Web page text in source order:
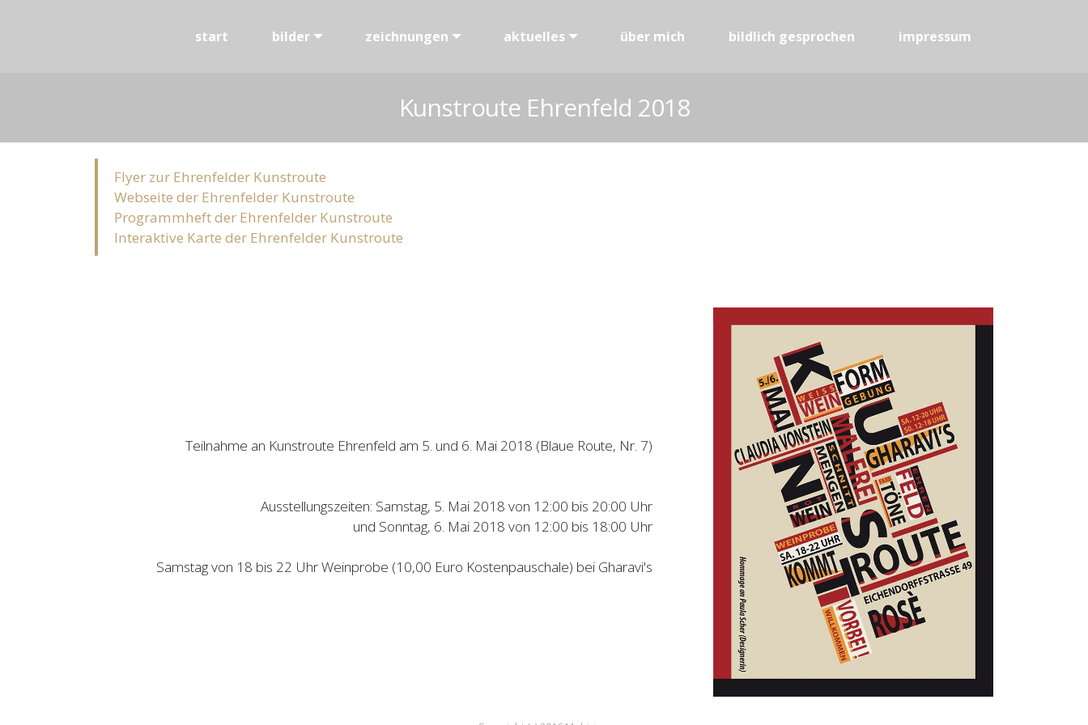
start bilder zeichnungen aktuelles über mich bildlich gesprochen impressum
Kunstroute Ehrenfeld 2018
Flyer zur Ehrenfelder Kunstroute
Webseite der Ehrenfelder Kunstroute
Programmheft der Ehrenfelder Kunstroute
Interaktive Karte der Ehrenfelder Kunstroute
Teilnahme an Kunstroute Ehrenfeld am 5. und 6. Mai 2018 (Blaue Route, Nr. 7)
Ausstellungszeiten: Samstag, 5. Mai 2018 von 12:00 bis 20:00 Uhr
und Sonntag, 6. Mai 2018 von 12:00 bis 18:00 Uhr
Samstag von 18 bis 22 Uhr Weinprobe (10,00 Euro Kostenpauschale) bei Gharavi's